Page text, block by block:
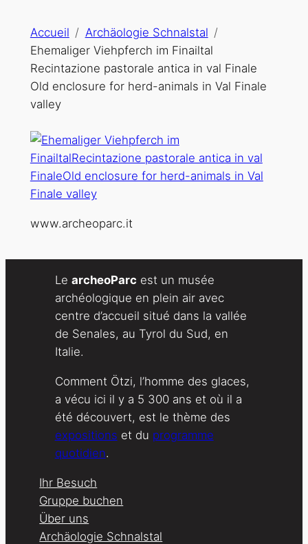
Accueil
Archäologie Schnalstal
Ehemaliger Viehpferch im Finailtal
Recintazione pastorale antica in val Finale
Old enclosure for herd-animals in Val Finale
valley
www.archeoparc.it
Le archeoParc est un musée
archéologique en plein air avec
centre d’accueil situé dans la vallée
de Senales, au Tyrol du Sud, en
Italie.
Comment Ötzi, l’homme des glaces,
a vécu ici il y a 5 300 ans et où il a
été découvert, est le thème des
expositions et du programme
quotidien.
Ihr Besuch
Gruppe buchen
Über uns
Archäologie Schnalstal